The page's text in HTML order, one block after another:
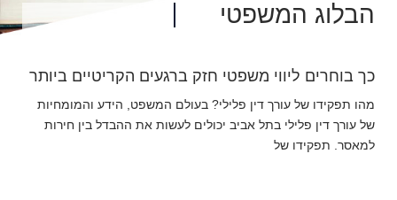
הבלוג המשפטי
כך בוחרים ליווי משפטי חזק ברגעים הקריטיים ביותר
מהו תפקידו של עורך דין פלילי? בעולם המשפט, הידע והמומחיות
של עורך דין פלילי בתל אביב יכולים לעשות את ההבדל בין חירות
למאסר. תפקידו של